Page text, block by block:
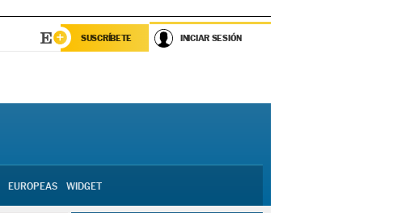
SUSCRÍBETE INICIAR SESIÓN
EUROPEAS WIDGET